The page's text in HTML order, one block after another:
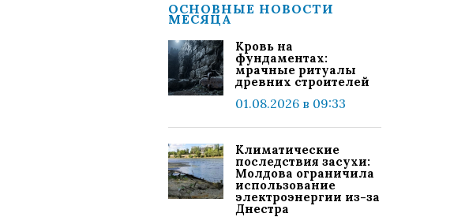
ОСНОВНЫЕ НОВОСТИ
МЕСЯЦА
Кровь на
фундаментах:
мрачные ритуалы
древних строителей
01.08.2026 в 09:33
Климатические
последствия засухи:
Молдова ограничила
использование
электроэнергии из-за
Днестра